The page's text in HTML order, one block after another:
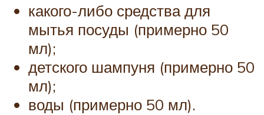
какого-либо средства для
мытья посуды (примерно 50
мл);
детского шампуня (примерно 50
мл);
воды (примерно 50 мл).